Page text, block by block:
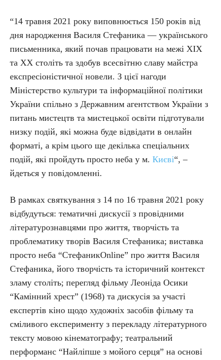
“14 травня 2021 року виповнюється 150 років від
дня народження Василя Стефаника — українського
письменника, який почав працювати на межі ХІХ
та ХХ століть та здобув всесвітню славу майстра
експресіоністичної новели. З цієї нагоди
Міністерство культури та інформаційної політики
України спільно з Державним агентством України з
питань мистецтв та мистецької освіти підготували
низку подій, які можна буде відвідати в онлайн
форматі, а крім цього ще декілька спеціальних
подій, які пройдуть просто неба у м. Києві“, –
йдеться у повідомленні.
В рамках святкування з 14 по 16 травня 2021 року
відбудуться: тематичні дискусії з провідними
літературознавцями про життя, творчість та
проблематику творів Василя Стефаника; виставка
просто неба “СтефаникOnline” про життя Василя
Стефаника, його творчість та історичний контекст
зламу століть; перегляд фільму Леоніда Осики
“Камінний хрест” (1968) та дискусія за участі
експертів кіно щодо художніх засобів фільму та
сміливого експерименту з перекладу літературного
тексту мовою кінематографу; театральний
перформанс “Найліпше з мойого серця” на основі